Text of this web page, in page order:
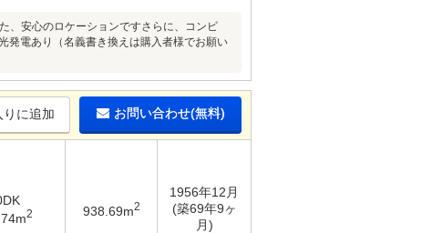
、安心のロケーションですさらに、コンビ
発電あり（名義書き換えは購入者様でお願い
りに追加 お問い合わせ(無料)
2 938.69m2
1956年12月
(築69年9ヶ
月)